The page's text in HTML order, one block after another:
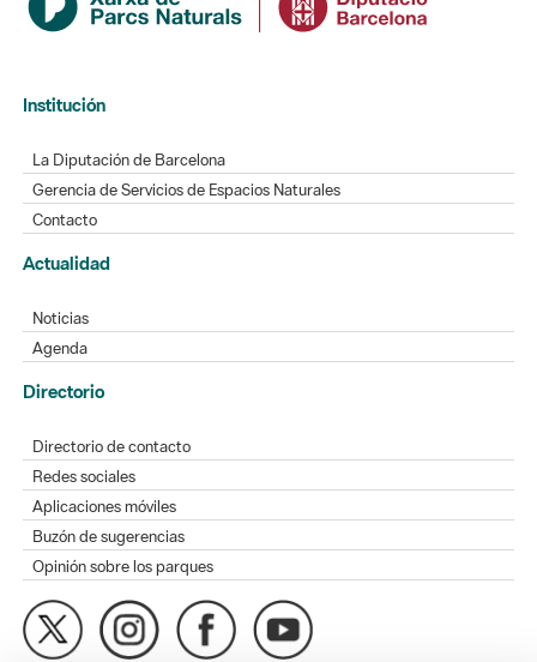
Institución
La Diputación de Barcelona
Gerencia de Servicios de Espacios Naturales
Contacto
Actualidad
Noticias
Agenda
Directorio
Directorio de contacto
Redes sociales
Aplicaciones móviles
Buzón de sugerencias
Opinión sobre los parques